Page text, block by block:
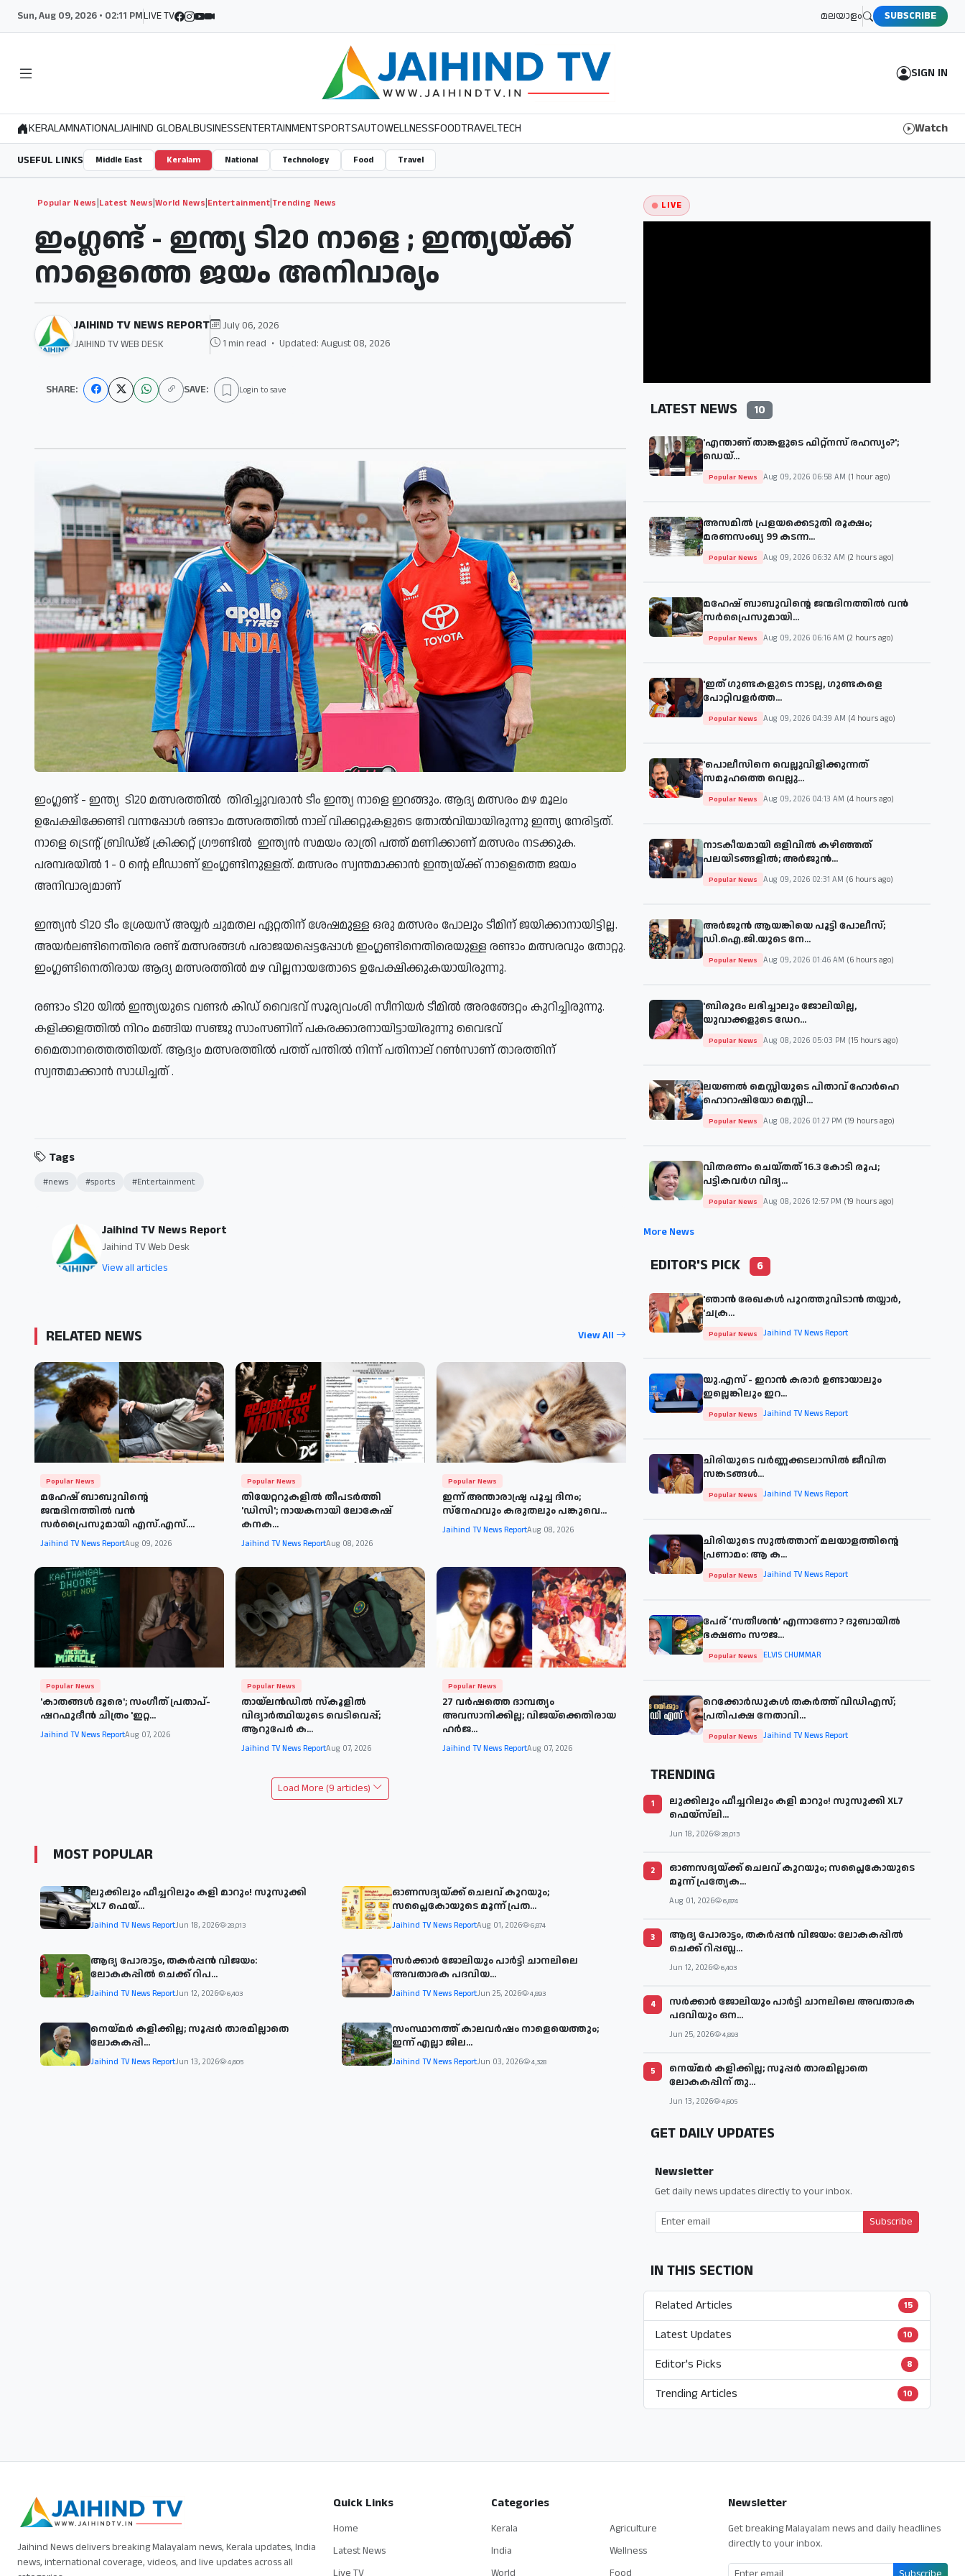
Sun, Aug 09, 2026 • 02:11 PMLIVE TV മലയാളം SUBSCRIBE
SIGN IN
KERALAMNATIONALJAIHIND GLOBALBUSINESSENTERTAINMENTSPORTSAUTOWELLNESSFOODTRAVELTECH Watch
USEFUL LINKS Middle East Keralam National Technology Food Travel
Popular News|Latest News|World News|Entertainment|Trending News
ഇംഗ്ലണ്ട് - ഇന്ത്യ ടി20 നാളെ ; ഇന്ത്യയ്ക്ക്
നാളെത്തെ ജയം അനിവാര്യം
JAIHIND TV NEWS REPORT
JAIHIND TV WEB DESK
July 06, 2026
1 min read • Updated: August 08, 2026
SHARE: SAVE: Login to save
ഇംഗ്ലണ്ട് - ഇന്ത്യ ടി20 മത്സരത്തിൽ തിരിച്ചുവരാൻ ടീം ഇന്ത്യ നാളെ ഇറങ്ങും. ആദ്യ മത്സരം മഴ മൂലം
ഉപേക്ഷിക്കേണ്ടി വന്നപ്പോൾ രണ്ടാം മത്സരത്തിൽ നാല് വിക്കറ്റുകളുടെ തോൽവിയായിരുന്നു ഇന്ത്യ നേരിട്ടത്.
നാളെ ട്രെന്റ് ബ്രിഡ്ജ് ക്രിക്കറ്റ് ഗ്രൗണ്ടിൽ ഇന്ത്യൻ സമയം രാത്രി പത്ത് മണിക്കാണ് മത്സരം നടക്കുക.
പരമ്പരയിൽ 1 - 0 ന്റെ ലീഡാണ് ഇംഗ്ലണ്ടിനുള്ളത്. മത്സരം സ്വന്തമാക്കാൻ ഇന്ത്യയ്ക്ക് നാളെത്തെ ജയം
അനിവാര്യമാണ്
ഇന്ത്യൻ ടി20 ടീം ശ്രേയസ് അയ്യർ ചുമതല ഏറ്റതിന് ശേഷമുള്ള ഒരു മത്സരം പോലും ടീമിന് ജയിക്കാനായിട്ടില്ല.
അയർലണ്ടിനെതിരെ രണ്ട് മത്സരങ്ങൾ പരാജയപ്പെട്ടപ്പോൾ ഇംഗ്ലണ്ടിനെതിരെയുള്ള രണ്ടാം മത്സരവും തോറ്റു.
ഇംഗ്ലണ്ടിനെതിരായ ആദ്യ മത്സരത്തിൽ മഴ വില്ലനായതോടെ ഉപേക്ഷിക്കുകയായിരുന്നു.
രണ്ടാം ടി20 യിൽ ഇന്ത്യയുടെ വണ്ടർ കിഡ് വൈഭവ് സൂര്യവംശി സീനിയർ ടീമിൽ അരങ്ങേറ്റം കുറിച്ചിരുന്നു.
കളിക്കളത്തിൽ നിറം മങ്ങിയ സഞ്ജു സാംസണിന് പകരക്കാരനായിട്ടായിരുന്നു വൈഭവ്
മൈതാനത്തെത്തിയത്. ആദ്യം മത്സരത്തിൽ പത്ത് പന്തിൽ നിന്ന് പതിനാല് റൺസാണ് താരത്തിന്
സ്വന്തമാക്കാൻ സാധിച്ചത് .
Tags
#news #sports #Entertainment
Jaihind TV News Report
Jaihind TV Web Desk
View all articles
RELATED NEWS View All
Popular News
മഹേഷ് ബാബുവിന്റെ
ജന്മദിനത്തിൽ വൻ
സർപ്രൈസുമായി എസ്.എസ്....
Jaihind TV News ReportAug 09, 2026
Popular News
തിയേറ്ററുകളില്‍ തീപടര്‍ത്തി
'ഡിസി'; നായകനായി ലോകേഷ്
കനക...
Jaihind TV News ReportAug 08, 2026
Popular News
ഇന്ന് അന്താരാഷ്ട്ര പൂച്ച ദിനം;
സ്നേഹവും കരുതലും പങ്കുവെ...
Jaihind TV News ReportAug 08, 2026
Popular News
'കാതങ്ങള്‍ ദൂരെ'; സംഗീത് പ്രതാപ്-
ഷറഫുദീന്‍ ചിത്രം 'ഇറ്റ...
Jaihind TV News ReportAug 07, 2026
Popular News
തായ്‌ലൻഡിൽ സ്കൂളിൽ
വിദ്യാർത്ഥിയുടെ വെടിവെപ്പ്;
ആറുപേർ ക...
Jaihind TV News ReportAug 07, 2026
Popular News
27 വർഷത്തെ ദാമ്പത്യം
അവസാനിക്കില്ല; വിജയ്‌ക്കെതിരായ
ഹർജ...
Jaihind TV News ReportAug 07, 2026
Load More (9 articles)
MOST POPULAR
ലുക്കിലും ഫീച്ചറിലും കളി മാറും! സുസുക്കി
XL7 ഫെയ്‌...
Jaihind TV News ReportJun 18, 2026 28,013
ഓണസദ്യയ്ക്ക് ചെലവ് കുറയും;
സപ്ലൈകോയുടെ മൂന്ന് പ്രത...
Jaihind TV News ReportAug 01, 2026 6,874
ആദ്യ പോരാട്ടം, തകർപ്പൻ വിജയം:
ലോകകപ്പിൽ ചെക്ക് റിപ...
Jaihind TV News ReportJun 12, 2026 6,403
സര്‍ക്കാര്‍ ജോലിയും പാര്‍ട്ടി ചാനലിലെ
അവതാരക പദവിയ...
Jaihind TV News ReportJun 25, 2026 4,893
നെയ്മര്‍ കളിക്കില്ല; സൂപ്പര്‍ താരമില്ലാതെ
ലോകകപ്പി...
Jaihind TV News ReportJun 13, 2026 4,605
സംസ്ഥാനത്ത് കാലവര്‍ഷം നാളെയെത്തും;
ഇന്ന് എല്ലാ ജില...
Jaihind TV News ReportJun 03, 2026 4,328
LIVE
LATEST NEWS 10
'എന്താണ് താങ്കളുടെ ഫിറ്റ്‌നസ് രഹസ്യം?';
ഡെയ്‌...
Popular News Aug 09, 2026 06:58 AM (1 hour ago)
അസമിൽ പ്രളയക്കെടുതി രൂക്ഷം;
മരണസംഖ്യ 99 കടന്ന...
Popular News Aug 09, 2026 06:32 AM (2 hours ago)
മഹേഷ് ബാബുവിന്റെ ജന്മദിനത്തിൽ വൻ
സർപ്രൈസുമായി...
Popular News Aug 09, 2026 06:16 AM (2 hours ago)
'ഇത് ഗുണ്ടകളുടെ നാടല്ല, ഗുണ്ടകളെ
പോറ്റിവളർത്ത...
Popular News Aug 09, 2026 04:39 AM (4 hours ago)
'പൊലീസിനെ വെല്ലുവിളിക്കുന്നത്
സമൂഹത്തെ വെല്ലു...
Popular News Aug 09, 2026 04:13 AM (4 hours ago)
നാടകീയമായി ഒളിവിൽ കഴിഞ്ഞത്
പലയിടങ്ങളിൽ; അർജുൻ...
Popular News Aug 09, 2026 02:31 AM (6 hours ago)
അർജുൻ ആയങ്കിയെ പൂട്ടി പോലീസ്;
ഡി.ഐ.ജി.യുടെ നേ...
Popular News Aug 09, 2026 01:46 AM (6 hours ago)
'ബിരുദം ലഭിച്ചാലും ജോലിയില്ല,
യുവാക്കളുടെ ഡേറ...
Popular News Aug 08, 2026 05:03 PM (15 hours ago)
ലയണൽ മെസ്സിയുടെ പിതാവ് ഹോർഹെ
ഹൊറാഷിയോ മെസ്സി...
Popular News Aug 08, 2026 01:27 PM (19 hours ago)
വിതരണം ചെയ്തത് 16.3 കോടി രൂപ;
പട്ടികവർഗ വിദ്യ...
Popular News Aug 08, 2026 12:57 PM (19 hours ago)
More News
EDITOR'S PICK 6
'ഞാന്‍ രേഖകള്‍ പുറത്തുവിടാന്‍ തയ്യാര്‍,
'ചക്ര...
Popular News Jaihind TV News Report
യു.എസ് - ഇറാൻ കരാർ ഉണ്ടായാലും
ഇല്ലെങ്കിലും ഇറ...
Popular News Jaihind TV News Report
ചിരിയുടെ വര്‍ണ്ണക്കടലാസില്‍ ജീവിത
സങ്കടങ്ങള്‍...
Popular News Jaihind TV News Report
ചിരിയുടെ സുൽത്താന് മലയാളത്തിന്റെ
പ്രണാമം: ആ ക...
Popular News Jaihind TV News Report
പേര് ‘സതീശന്‍’ എന്നാണോ ? ദുബായില്‍
ഭക്ഷണം സൗജ...
Popular News ELVIS CHUMMAR
റെക്കോർഡുകൾ തകർത്ത് വിഡിഎസ്;
പ്രതിപക്ഷ നേതാവി...
Popular News Jaihind TV News Report
TRENDING
1
ലുക്കിലും ഫീച്ചറിലും കളി മാറും! സുസുക്കി XL7
ഫെയ്‌സ്‌ലി...
Jun 18, 2026 28,013
2
ഓണസദ്യയ്ക്ക് ചെലവ് കുറയും; സപ്ലൈകോയുടെ
മൂന്ന് പ്രത്യേക...
Aug 01, 2026 6,874
3
ആദ്യ പോരാട്ടം, തകർപ്പൻ വിജയം: ലോകകപ്പിൽ
ചെക്ക് റിപ്പബ്ല...
Jun 12, 2026 6,403
4
സര്‍ക്കാര്‍ ജോലിയും പാര്‍ട്ടി ചാനലിലെ അവതാരക
പദവിയും ഒന...
Jun 25, 2026 4,893
5
നെയ്മര്‍ കളിക്കില്ല; സൂപ്പര്‍ താരമില്ലാതെ
ലോകകപ്പിന് തു...
Jun 13, 2026 4,605
GET DAILY UPDATES
Newsletter
Get daily news updates directly to your inbox.
Subscribe
IN THIS SECTION
Related Articles 15
Latest Updates 10
Editor's Picks 8
Trending Articles 10
Jaihind News delivers breaking Malayalam news, Kerala updates, India
news, international coverage, videos, and live updates across all
Quick Links
Home
Latest News
Live TV
Categories
Kerala
India
World
Agriculture
Wellness
Food
Newsletter
Get breaking Malayalam news and daily headlines
directly to your inbox.